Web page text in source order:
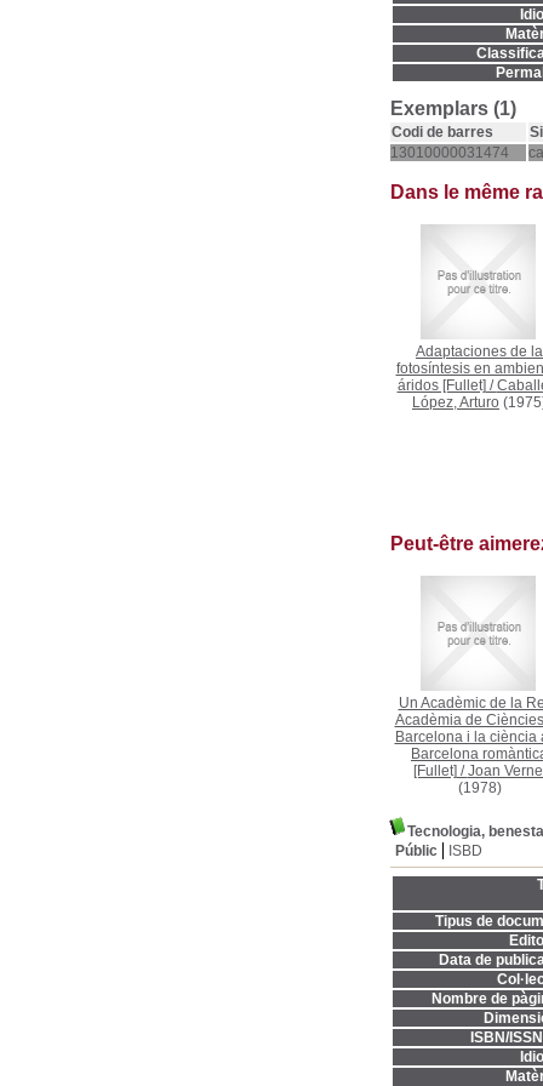
Exemplars (1)
Codi de barres
13010000031474
Dans le même
Adaptaciones de la
fotosíntesis en
áridos [Fullet] /
López, Arturo
Peut-être
Un Acadèmic de la
Acadèmia de
Barcelona i la ciència
Barcelona
[Fullet] /Joan
(1978)
Tecnologia,
Públic
ISBD
Tipus de
Data de
Nombre de
ISBN/